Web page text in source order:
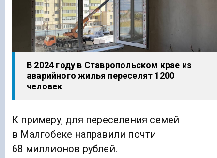
В 2024 году в Ставропольском крае из
аварийного жилья переселят 1200
человек
К примеру, для переселения семей
в Малгобеке направили почти
68 миллионов рублей.